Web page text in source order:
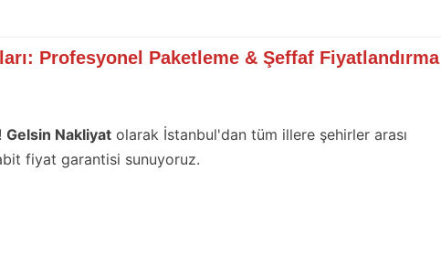
Profesyonel Paketleme & Şeffaf Fiyatlandırma |
Gelsin Nakliyat olarak İstanbul'dan tüm illere şehirler arası
fiyat garantisi sunuyoruz.